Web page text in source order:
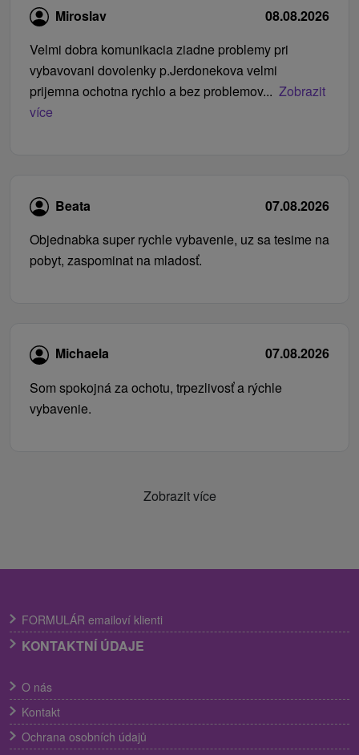
Miroslav
08.08.2026
Velmi dobra komunikacia ziadne problemy pri
vybavovani dovolenky p.Jerdonekova velmi
prijemna ochotna rychlo a bez problemov... Zobrazit
více
Beata
07.08.2026
Objednabka super rychle vybavenie, uz sa tesime na
pobyt, zaspominat na mladosť.
Michaela
07.08.2026
Som spokojná za ochotu, trpezlivosť a rýchle
vybavenie.
Zobrazit více
FORMULÁR emailoví klienti
KONTAKTNÍ ÚDAJE
O nás
Kontakt
Ochrana osobních údajů